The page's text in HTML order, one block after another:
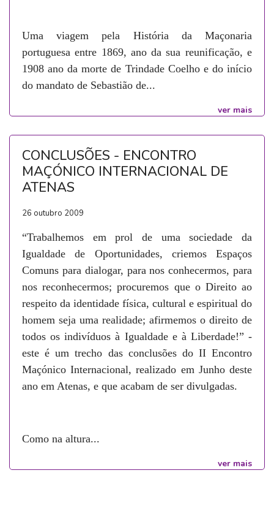
Uma viagem pela História da Maçonaria
portuguesa entre 1869, ano da sua reunificação, e
1908 ano da morte de Trindade Coelho e do início
do mandato de Sebastião de...
ver mais
CONCLUSÕES - ENCONTRO
MAÇÓNICO INTERNACIONAL DE
ATENAS
26 outubro 2009
“Trabalhemos em prol de uma sociedade da
Igualdade de Oportunidades, criemos Espaços
Comuns para dialogar, para nos conhecermos, para
nos reconhecermos; procuremos que o Direito ao
respeito da identidade física, cultural e espiritual do
homem seja uma realidade; afirmemos o direito de
todos os indivíduos à Igualdade e à Liberdade!” -
este é um trecho das conclusões do II Encontro
Maçónico Internacional, realizado em Junho deste
ano em Atenas, e que acabam de ser divulgadas.
Como na altura...
ver mais